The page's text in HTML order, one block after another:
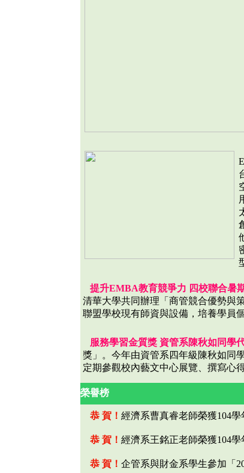
提升EMBA教育競爭力 四校聯合暑
清華大學共同辦理「商管競合優勢與
聯盟學校現有師資與設備，培養學員
服務學習金質獎 資管系陳秋如同學
獎」。今年由資管系四年級陳秋如同
定期參觀校內藝文中心展覽、撰寫心
榮譽榜
恭 賀！ 經濟系曹真睿老師榮獲104
恭 賀！ 經濟系王銘正老師榮獲104
恭 賀！ 企管系與財金系學生參加「